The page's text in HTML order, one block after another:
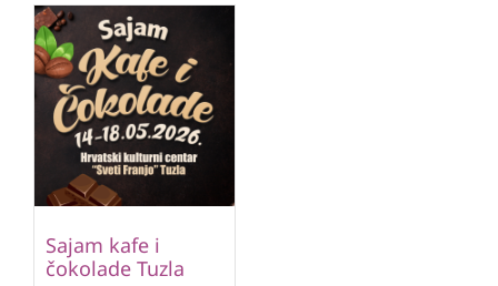
Sajam kafe i
čokolade Tuzla